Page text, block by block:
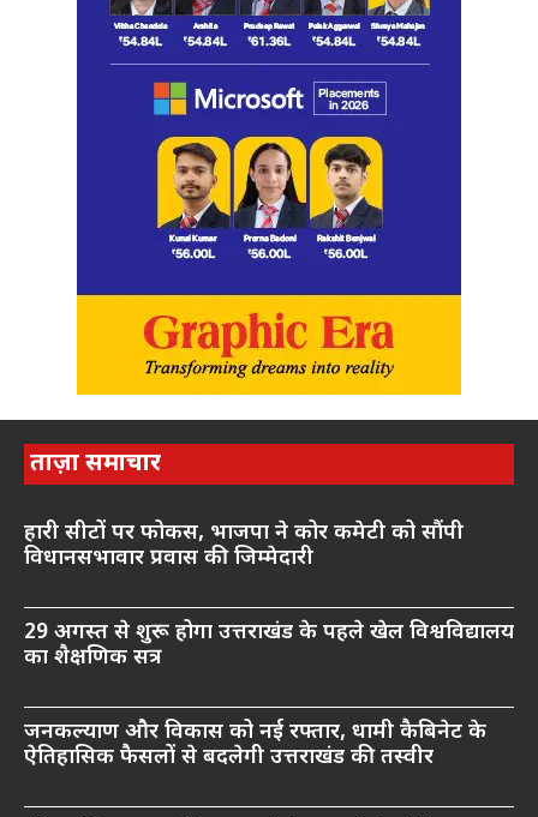
ताज़ा समाचार
हारी सीटों पर फोकस, भाजपा ने कोर कमेटी को सौंपी
विधानसभावार प्रवास की जिम्मेदारी
29 अगस्त से शुरू होगा उत्तराखंड के पहले खेल विश्वविद्यालय
का शैक्षणिक सत्र
जनकल्याण और विकास को नई रफ्तार, धामी कैबिनेट के
ऐतिहासिक फैसलों से बदलेगी उत्तराखंड की तस्वीर